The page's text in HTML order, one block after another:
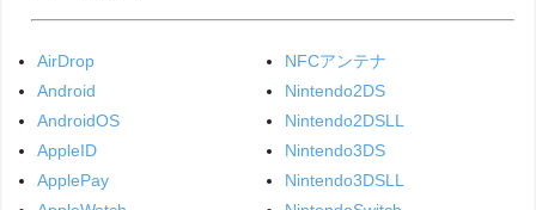
AirDrop
Android
AndroidOS
AppleID
ApplePay
NFCアンテナ
Nintendo2DS
Nintendo2DSLL
Nintendo3DS
Nintendo3DSLL